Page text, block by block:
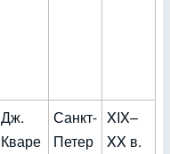
Дж.
Кваре
Санкт-
Петер
XIX–
XX в.